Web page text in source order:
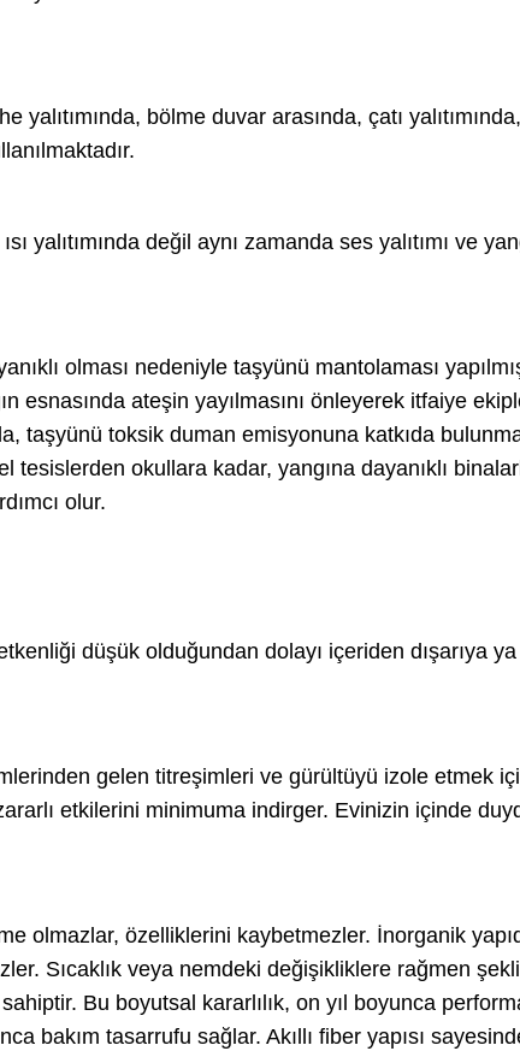
yalıtımında, bölme duvar arasında, çatı
yalıtımında değil aynı zamanda ses yalıtımı ve
olması nedeniyle taşyünü mantolaması
esnasında ateşin yayılmasını önleyerek itfaiye
taşyünü toksik duman emisyonuna katkıda
tesislerden okullara kadar, yangına dayanıklı
olur.
düşük olduğundan dolayı içeriden dışarıya
gelen titreşimleri ve gürültüyü izole etmek
etkilerini minimuma indirger. Evinizin içinde
olmazlar, özelliklerini kaybetmezler. İnorganik
Sıcaklık veya nemdeki değişikliklere rağmen
Bu boyutsal kararlılık, on yıl boyunca
bakım tasarrufu sağlar. Akıllı fiber yapısı